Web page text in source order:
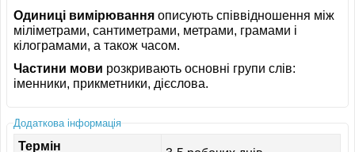
Одиниці вимірювання описують співвідношення між
міліметрами, сантиметрами, метрами, грамами і
кілограмами, а також часом.
Частини мови розкривають основні групи слів:
іменники, прикметники, дієслова.
Додаткова інформація
Термін